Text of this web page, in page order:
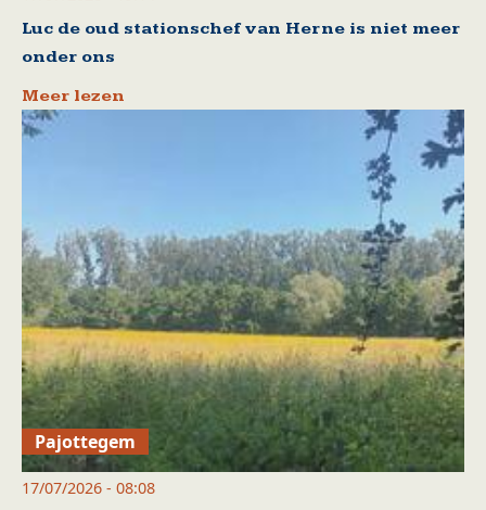
Luc de oud stationschef van Herne is niet meer
onder ons
Meer lezen
Pajottegem
17/07/2026 - 08:08